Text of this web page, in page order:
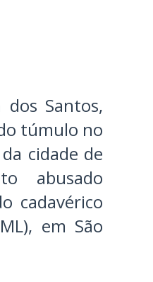
dos Santos,
túmulo no
cidade de
abusado
cadavérico
em São